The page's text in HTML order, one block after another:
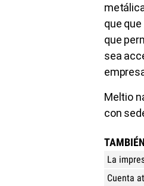
que
que
sea
Meltio
con
La
Cuenta